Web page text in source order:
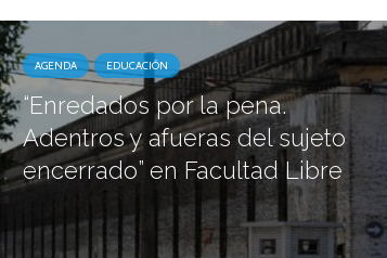
AGENDA EDUCACIÓN
“Enredados por la pena.
Adentros y afueras del sujeto
encerrado” en Facultad Libre